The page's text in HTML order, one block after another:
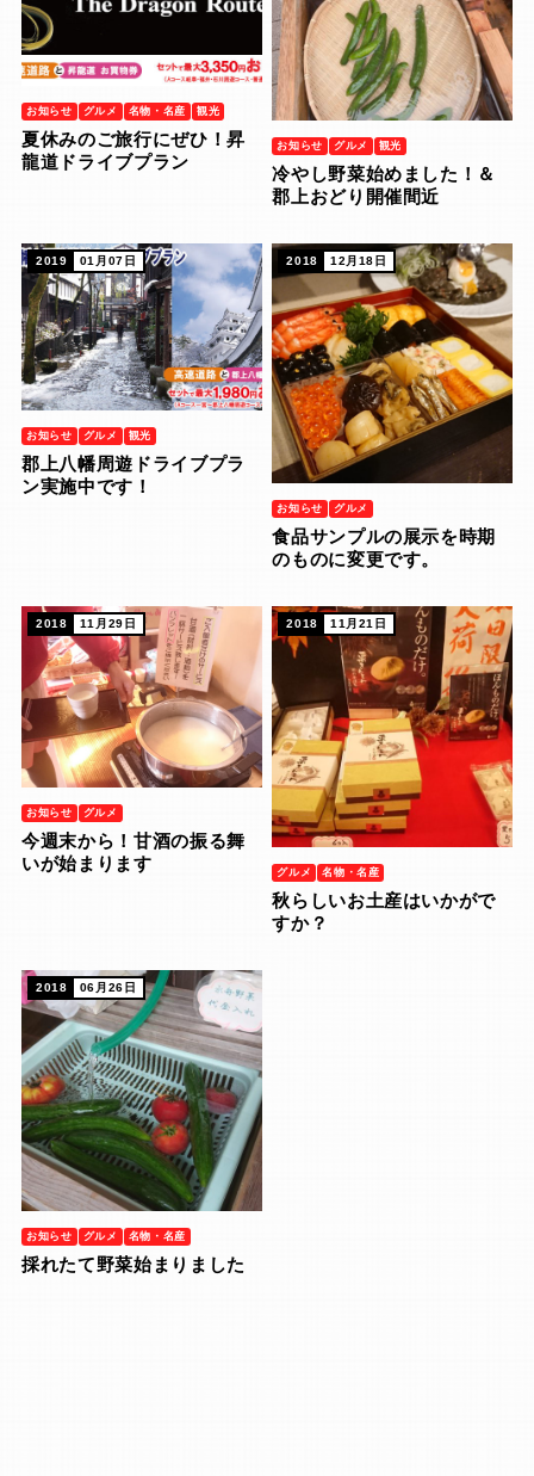
お知らせ グルメ 名物・名産 観光
夏休みのご旅行にぜひ！昇
龍道ドライブプラン
お知らせ グルメ 観光
冷やし野菜始めました！＆
郡上おどり開催間近
2019 01月07日
お知らせ グルメ 観光
郡上八幡周遊ドライブプラ
ン実施中です！
2018 12月18日
お知らせ グルメ
食品サンプルの展示を時期
のものに変更です。
2018 11月29日
お知らせ グルメ
今週末から！甘酒の振る舞
いが始まります
2018 11月21日
グルメ 名物・名産
秋らしいお土産はいかがで
すか？
2018 06月26日
お知らせ グルメ 名物・名産
採れたて野菜始まりました